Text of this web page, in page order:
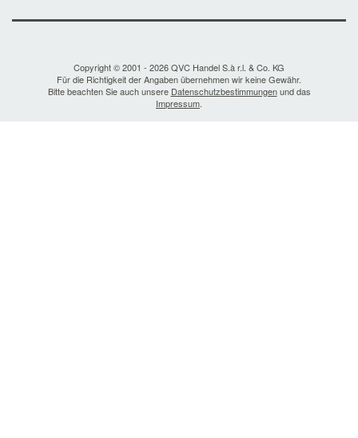
Copyright © 2001 - 2026 QVC Handel S.à r.l. & Co. KG
Für die Richtigkeit der Angaben übernehmen wir keine Gewähr.
Bitte beachten Sie auch unsere Datenschutzbestimmungenund das
Impressum.